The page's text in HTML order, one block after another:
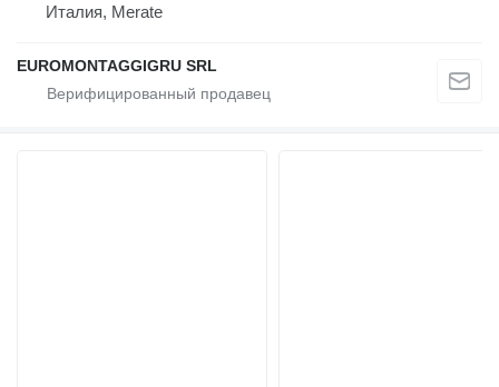
Италия, Merate
EUROMONTAGGIGRU SRL